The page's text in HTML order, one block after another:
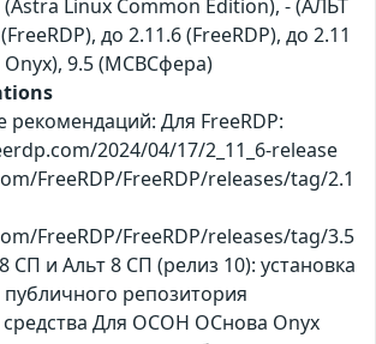
(Astra Linux Common Edition), - (АЛЬТ
до 2.11.6 (FreeRDP), до 2.11
9.5 (МСВСфера)
рекомендаций: Для FreeRDP:
2024/04/17/2_11_6-release
FreeRDP/FreeRDP/releases/tag/2.1
FreeRDP/FreeRDP/releases/tag/3.5
СП и Альт 8 СП (релиз 10): установка
репозитория
Для ОСОН ОСнова Оnyx